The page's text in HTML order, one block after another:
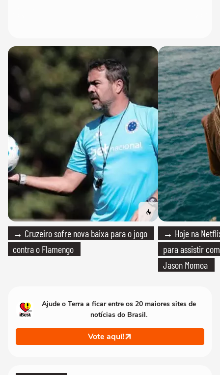
→ Cruzeiro sofre nova baixa para o jogo
contra o Flamengo
→ Hoje na
para assistir
Jason Momoa
Ajude o Terra a ficar entre os 20 maiores sites de
notícias do Brasil.
Vote aqui!